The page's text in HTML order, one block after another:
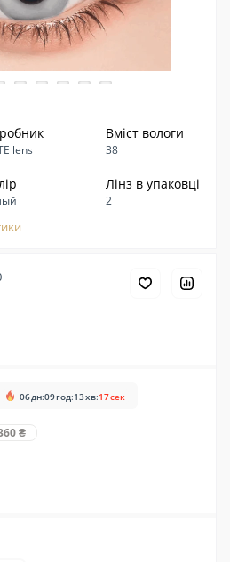
lens
Вміст вологи
38
Лінз в упаковці
2
06дн:09год:13хв:16сек
₴